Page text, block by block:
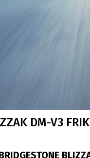
DM-V3